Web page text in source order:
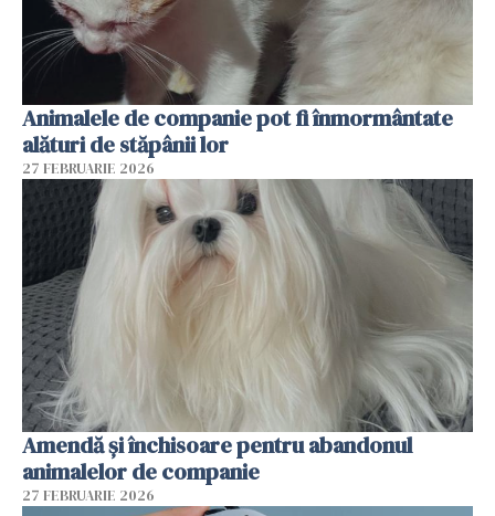
Animalele de companie pot fi înmormântate
alături de stăpânii lor
27 FEBRUARIE 2026
Amendă și închisoare pentru abandonul
animalelor de companie
27 FEBRUARIE 2026